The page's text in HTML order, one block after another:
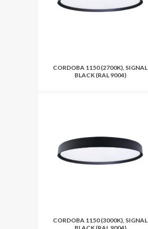
CORDOBA 1150 (2700K), SIGNAL
BLACK (RAL 9004)
CORDOBA 1150 (3000K), SIGNAL